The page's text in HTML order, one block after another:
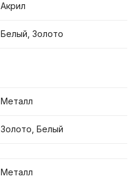
Акрил
Белый, Золото
Металл
Золото, Белый
Металл